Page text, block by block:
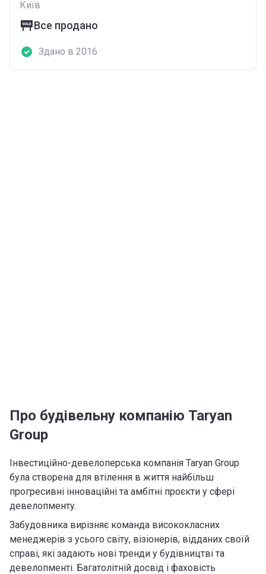
Київ
Все продано
Здано в 2016
Про будівельну компанію Taryan
Group
Інвестиційно-девелоперська компанія Taryan Group
була створена для втілення в життя найбільш
прогресивні інноваційні та амбітні проєкти у сфері
девелопменту.
Забудовника вирізняє команда висококласних
менеджерів з усього світу, візіонерів, відданих своїй
справі, які задають нові тренди у будівництві та
девелопменті. Багатолітній досвід і фаховість